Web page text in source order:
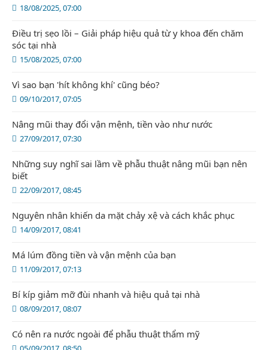
18/08/2025, 07:00
15/08/2025, 07:00
Điều trị sẹo lồi – Giải pháp hiệu quả từ y khoa đến chăm
sóc tại nhà
09/10/2017, 07:05
Vì sao bạn 'hít không khí' cũng béo?
27/09/2017, 07:30
Nâng mũi thay đổi vận mệnh, tiền vào như nước
22/09/2017, 08:45
Những suy nghĩ sai lầm về phẫu thuật nâng mũi bạn nên
biết
14/09/2017, 08:41
Nguyên nhân khiến da mặt chảy xệ và cách khắc phục
11/09/2017, 07:13
Má lúm đồng tiền và vận mệnh của bạn
08/09/2017, 08:07
Bí kíp giảm mỡ đùi nhanh và hiệu quả tại nhà
Có nên ra nước ngoài để phẫu thuật thẩm mỹ